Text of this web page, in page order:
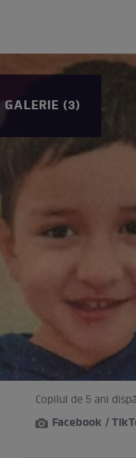
GALERIE (3)
Copilul de 5 ani
Facebook /